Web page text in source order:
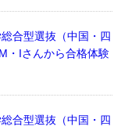
合型選抜（中国・四
・Iさんから合格体験
合型選抜（中国・四